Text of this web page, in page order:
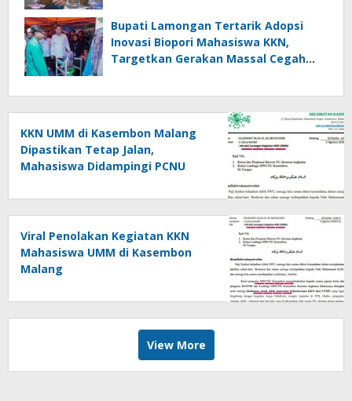
Bupati Lamongan Tertarik Adopsi
Inovasi Biopori Mahasiswa KKN,
Targetkan Gerakan Massal Cegah
KKN UMM di Kasembon Malang
Dipastikan Tetap Jalan,
Mahasiswa Didampingi PCNU
Viral Penolakan Kegiatan KKN
Mahasiswa UMM di Kasembon
Malang
View More